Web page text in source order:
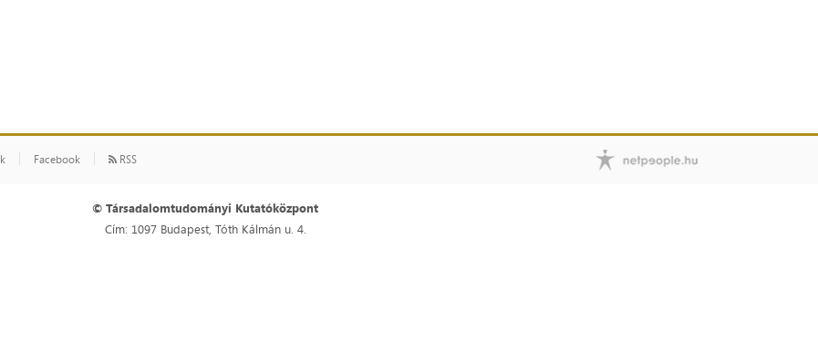
Facebook RSS
© Társadalomtudományi Kutatóközpont
Cím: 1097 Budapest, Tóth Kálmán u. 4.